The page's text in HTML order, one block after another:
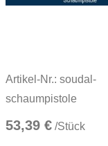
Artikel-Nr.: soudal-
schaumpistole
53,39 € /Stück